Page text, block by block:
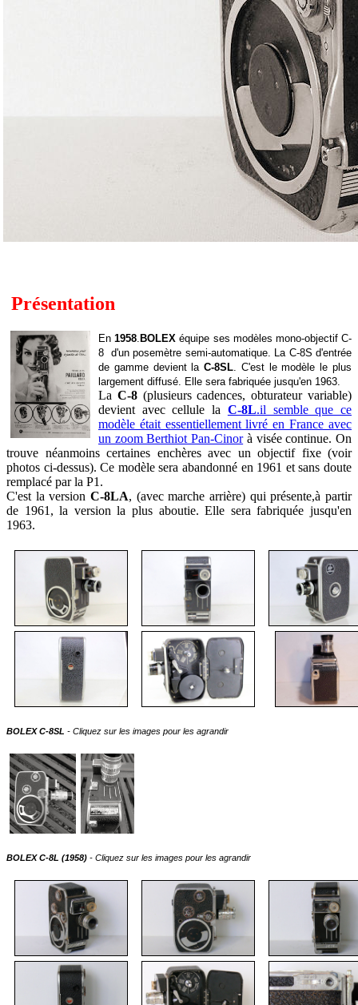
Présentation
En1958 .BOLEX équipe ses modèles mono-objectif C-
8 d'un posemètre semi-automatique. La C-8S d'entrée
de gammedevient laC-8SL . C'est le modèle le plus
largement diffusé. Elle sera fabriquée jusqu'en 1963.
La C-8(plusieurs cadences, obturateur variable)
devient avec cellule la C-8L.il semble que ce
modèle était essentiellement livré en France avec
un zoom Berthiot Pan-Cinorà visée continue. On
trouve néanmoins certaines enchères avec un objectif fixe (voir
photos ci-dessus). Ce modèle sera abandonné en 1961 et sans doute
remplacé par la P1.
C'est la version C-8LA, (avec marche arrière) qui présente,à partir
de 1961, la version la plus aboutie. Elle sera fabriquée jusqu'en
1963.
BOLEX C-8SL - Cliquez sur les images pour les agrandir
BOLEX C-8L (1958) - Cliquez sur les images pour les agrandir